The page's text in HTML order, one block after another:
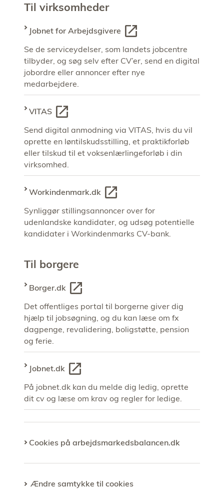
Til virksomheder
Jobnet for Arbejdsgivere
Se de serviceydelser, som landets jobcentre
tilbyder, og søg selv efter CV’er, send en digital
jobordre eller annoncer efter nye
medarbejdere.
VITAS
Send digital anmodning via VITAS, hvis du vil
oprette en løntilskudsstilling, et praktikforløb
eller tilskud til et voksenlærlingeforløb i din
virksomhed.
Workindenmark.dk
Synliggør stillingsannoncer over for
udenlandske kandidater, og udsøg potentielle
kandidater i Workindenmarks CV-bank.
Til borgere
Borger.dk
Det offentliges portal til borgerne giver dig
hjælp til jobsøgning, og du kan læse om fx
dagpenge, revalidering, boligstøtte, pension
og ferie.
Jobnet.dk
På jobnet.dk kan du melde dig ledig, oprette
dit cv og læse om krav og regler for ledige.
Cookies på arbejdsmarkedsbalancen.dk
Ændre samtykke til cookies